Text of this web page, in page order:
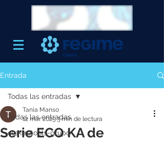
Entrada
Todas las entradas
elektrotools-grupo
Todas las entradas
Serie ECO KA de
Tania Manso
12 mar 20253 min de lectura